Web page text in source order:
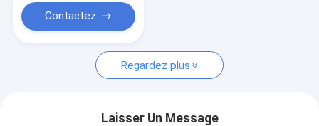
Contactez
Regardez plus
Laisser Un Message